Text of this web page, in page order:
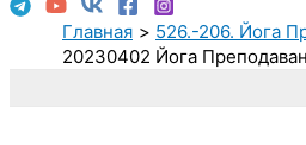
Главная
526.-206. Йога
20230402 Йога